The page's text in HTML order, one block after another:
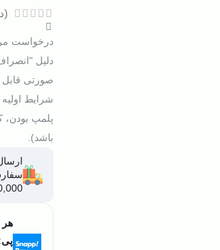
درخواست
دلیل
صورتی قابل
شرایط
پلمپ بودن،
باشد).